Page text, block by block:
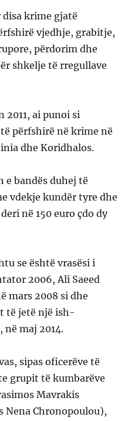
disa krime gjatë
vjedhje, grabitje,
përdorim dhe
shkelje të rregullave
ai punoi si
përfshirë në krime në
dhe Koridhalos.
e bandës duhej të
vdekje kundër tyre dhe
në 150 euro çdo dy
se është vrasësi i
2006, Ali Saeed
mars 2008 si dhe
të jetë një ish-
maj 2014.
sipas oficerëve të
grupit të kumbarëve
Mavrakis
Nena Chronopoulou),